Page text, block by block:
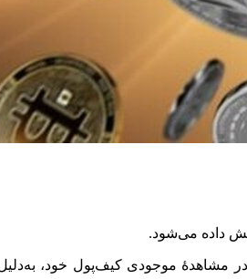
داده می‌شود.
موجودی کیف‌پول خود، به‌دلیل